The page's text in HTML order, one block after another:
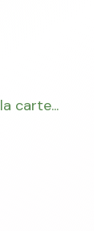
carte...